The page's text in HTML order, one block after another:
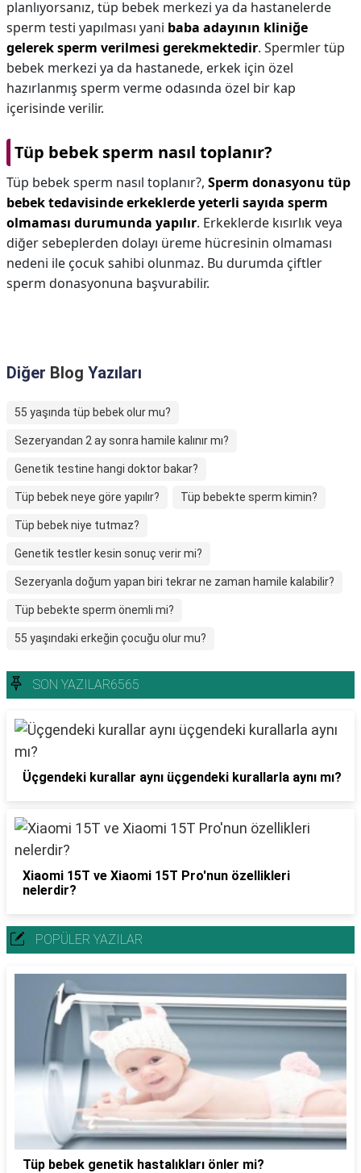
planlıyorsanız, tüp bebek merkezi ya da hastanelerde
sperm testi yapılması yani baba adayının kliniğe
gelerek sperm verilmesi gerekmektedir. Spermler tüp
bebek merkezi ya da hastanede, erkek için özel
hazırlanmış sperm verme odasında özel bir kap
içerisinde verilir.
Tüp bebek sperm nasıl toplanır?
Tüp bebek sperm nasıl toplanır?, Sperm donasyonu tüp
bebek tedavisinde erkeklerde yeterli sayıda sperm
olmaması durumunda yapılır. Erkeklerde kısırlık veya
diğer sebeplerden dolayı üreme hücresinin olmaması
nedeni ile çocuk sahibi olunmaz. Bu durumda çiftler
sperm donasyonuna başvurabilir.
Diğer Blog Yazıları
55 yaşında tüp bebek olur mu?
Sezeryandan 2 ay sonra hamile kalınır mı?
Genetik testine hangi doktor bakar?
Tüp bebek neye göre yapılır? Tüp bebekte sperm kimin?
Tüp bebek niye tutmaz?
Genetik testler kesin sonuç verir mi?
Sezeryanla doğum yapan biri tekrar ne zaman hamile kalabilir?
Tüp bebekte sperm önemli mi?
55 yaşındaki erkeğin çocuğu olur mu?
SON YAZILAR6565
Üçgendeki kurallar aynı üçgendeki kurallarla aynı mı?
Xiaomi 15T ve Xiaomi 15T Pro'nun özellikleri
nelerdir?
POPÜLER YAZILAR
Tüp bebek genetik hastalıkları önler mi?